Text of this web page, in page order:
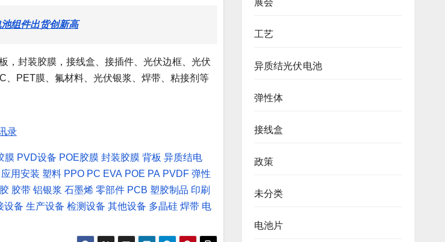
组件出货创新高
，封装胶膜，接线盒、接插件、光伏边框、光伏
PET膜、氟材料、光伏银浆、焊带、粘接剂等
录
膜 PVD设备 POE胶膜 封装胶膜 背板 异质结电
应用安装 塑料 PPO PC EVA POE PA PVDF 弹性
胶带 铝银浆 石墨烯 零部件 PCB 塑胶制品 印刷
设备 生产设备 检测设备 其他设备 多晶硅 焊带 电
工艺
异质结光伏电池
弹性体
接线盒
政策
未分类
电池片